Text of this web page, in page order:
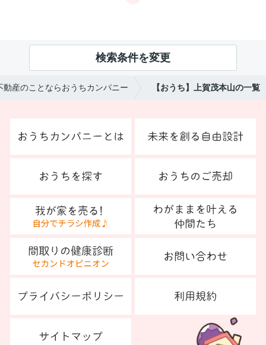
検索条件を変更
動産のことならおうちカンパニー 【おうち】上賀茂本山の一覧